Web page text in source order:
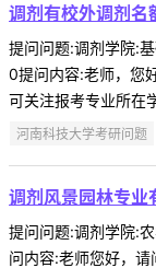
调剂有校外调剂名
提问问题:调剂学院:
0提问内容:老师，您
可关注报考专业所在
河南科技大学考研问题
调剂风景园林专业
提问问题:调剂学院:
问内容:老师您好，